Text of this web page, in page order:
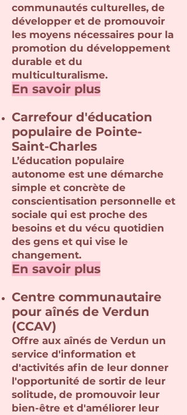
communautés culturelles, de
développer et de promouvoir
les moyens nécessaires pour la
promotion du développement
durable et du
multiculturalisme.
En savoir plus
Carrefour d'éducation
populaire de Pointe-
Saint-Charles
L’éducation populaire
autonome est une démarche
simple et concrète de
conscientisation personnelle et
sociale qui est proche des
besoins et du vécu quotidien
des gens et qui vise le
changement.
En savoir plus
Centre communautaire
pour aînés de Verdun
(CCAV)
Offre aux aînés de Verdun un
service d'information et
d'activités afin de leur donner
l'opportunité de sortir de leur
solitude, de promouvoir leur
bien-être et d'améliorer leur